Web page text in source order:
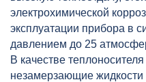
электрохимической
эксплуатации прибора в
давлением до 25
В качестве
незамерзающие жидкости